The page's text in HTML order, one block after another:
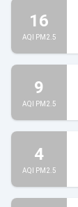
16
AQI PM2.5
9
AQI PM2.5
4
AQI PM2.5